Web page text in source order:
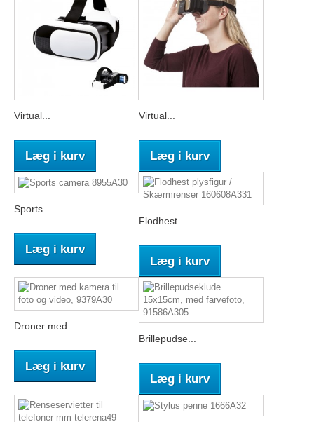
Virtual...
Læg i kurv
Virtual...
Læg i kurv
Sports...
Læg i kurv
Flodhest...
Læg i kurv
Droner med...
Læg i kurv
Brillepudse...
Læg i kurv